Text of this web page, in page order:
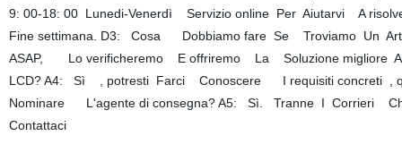
9: 00-18: 00 Lunedi-Venerdì Servizio online Per Aiutarvi A
Fine settimana. D3: Cosa Dobbiamo fare Se Troviamo Un
ASAP, Lo verificheremo E offriremo La Soluzione migliore
LCD? A4: Sì , potresti Farci Conoscere I requisiti concreti
Nominare L'agente di consegna? A5: Sì. Tranne I Corrieri
Contattaci